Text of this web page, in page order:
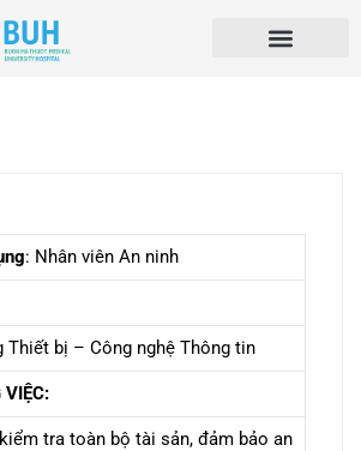
: Nhân viên An ninh
Thiết bị – Công nghệ Thông tin
VIỆC:
tra toàn bộ tài sản, đảm bảo an